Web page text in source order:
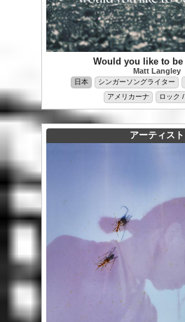
Would you like to
Matt Langley
日本 シンガーソングライター
アメリカーナ
ロック
アーティスト